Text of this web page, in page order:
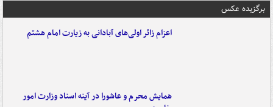
برگزیده عکس
اعزام زائر اولی‌های آبادانی به زیارت امام هشتم
همایش محرم و عاشورا در آینه اسناد وزارت امور